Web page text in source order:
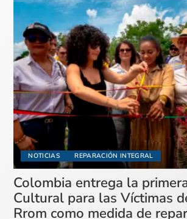
NOTICIAS REPARACIÓN INTEGRAL
Colombia entrega la
Cultural para las Víctimas
Rrom como medida de